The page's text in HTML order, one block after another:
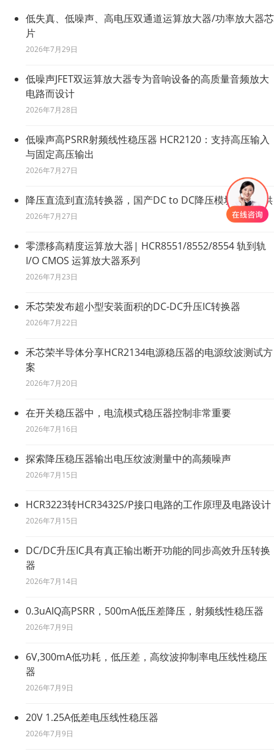
低失真、低噪声、高电压双通道运算放大器/功率放大器芯
片
2026年7月29日
低噪声JFET双运算放大器专为音响设备的高质量音频放大
电路而设计
2026年7月28日
低噪声高PSRR射频线性稳压器 HCR2120：支持高压输入
与固定高压输出
2026年7月27日
降压直流到直流转换器，国产DC to DC降压模块原厂直供
2026年7月27日
零漂移高精度运算放大器| HCR8551/8552/8554 轨到轨
I/O CMOS 运算放大器系列
2026年7月23日
禾芯荣发布超小型安装面积的DC-DC升压IC转换器
2026年7月22日
禾芯荣半导体分享HCR2134电源稳压器的电源纹波测试方
案
2026年7月20日
在开关稳压器中，电流模式稳压器控制非常重要
2026年7月16日
探索降压稳压器输出电压纹波测量中的高频噪声
2026年7月15日
HCR3223转HCR3432S/P接口电路的工作原理及电路设计
2026年7月15日
DC/DC升压IC具有真正输出断开功能的同步高效升压转换
器
2026年7月14日
0.3uAIQ高PSRR，500mA低压差降压，射频线性稳压器
2026年7月9日
6V,300mA低功耗，低压差，高纹波抑制率电压线性稳压
器
2026年7月9日
20V 1.25A低差电压线性稳压器
2026年7月9日